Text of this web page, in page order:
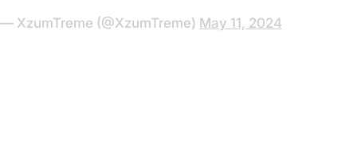
— XzumTreme (@XzumTreme) May 11, 2024